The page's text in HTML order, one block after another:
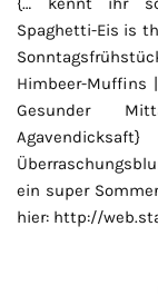
Spaghetti-Eis is
Himbeer-Muffins
Gesunder
ein super
hier: http://